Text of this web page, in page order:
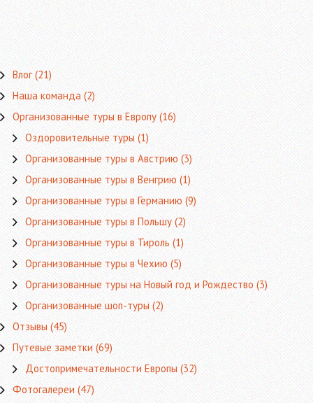
Влог(21)
Наша команда(2)
Организованные туры в Европу(16)
Оздоровительные туры(1)
Организованные туры в Австрию(3)
Организованные туры в Венгрию(1)
Организованные туры в Германию(9)
Организованные туры в Польшу(2)
Организованные туры в Тироль(1)
Организованные туры в Чехию(5)
Организованные туры на Новый год и Рождество(3)
Организованные шоп-туры(2)
Отзывы(45)
Путевые заметки(69)
Достопримечательности Европы(32)
Фотогалереи(47)